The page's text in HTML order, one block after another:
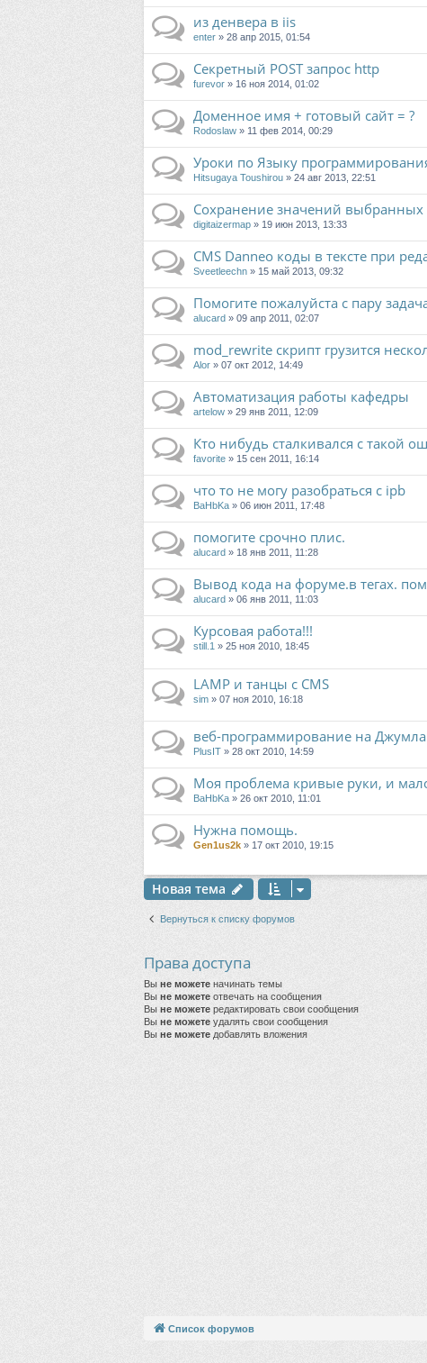
из денвера в iis
enter » 28 апр 2015, 01:54
Секретный POST запрос http
furevor » 16 ноя 2014, 01:02
Доменное имя + готовый сайт = ?
Rodoslaw » 11 фев 2014, 00:29
Уроки по Языку
Hitsugaya Toushirou » 24 авг 2013, 22:51
Сохранение значений
digitaizermap » 19 июн 2013, 13:33
CMS Danneo коды в тексте при
Sveetleechn » 15 май 2013, 09:32
Помогите пожалуйста с пару
alucard » 09 апр 2011, 02:07
mod_rewrite скрипт грузится
Alor » 07 окт 2012, 14:49
Автоматизация работы кафедры
artelow » 29 янв 2011, 12:09
Кто нибудь сталкивался с такой
favorite » 15 сен 2011, 16:14
что то не могу разобраться с ipb
BaHbKa » 06 июн 2011, 17:48
помогите срочно плис.
alucard » 18 янв 2011, 11:28
Вывод кода на форуме.в тегах.
alucard » 06 янв 2011, 11:03
Курсовая работа!!!
still.1 » 25 ноя 2010, 18:45
LAMP и танцы с CMS
sim » 07 ноя 2010, 16:18
веб-программирование на
PlusIT » 28 окт 2010, 14:59
Моя проблема кривые руки, и
BaHbKa » 26 окт 2010, 11:01
Нужна помощь.
Gen1us2k » 17 окт 2010, 19:15
Новая тема
Вернуться к списку форумов
Права доступа
Вы не можете начинать темы
Вы не можете отвечать на сообщения
Вы не можете редактировать свои сообщения
Вы не можете удалять свои сообщения
Вы не можете добавлять вложения
Список форумов